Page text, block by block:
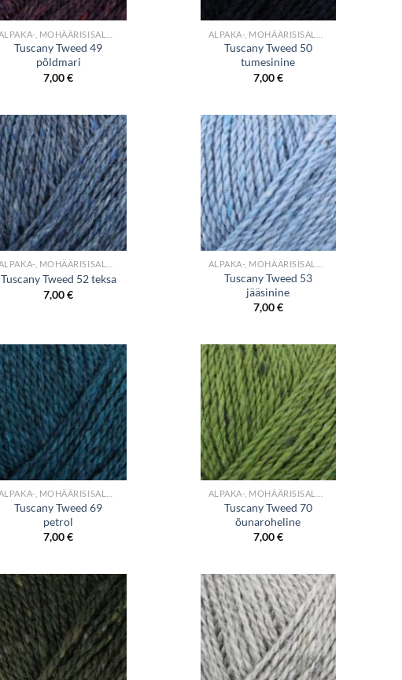
+
Tuscany Tweed 49
põldmari
7,00€
Tuscany Tweed 50
tumesinine
7,00€
+
Tuscany Tweed 52 teksa
7,00€
+
Tuscany Tweed 53
jääsinine
7,00€
+
Tuscany Tweed 69
petrol
7,00€
+
Tuscany Tweed 70
õunaroheline
7,00€